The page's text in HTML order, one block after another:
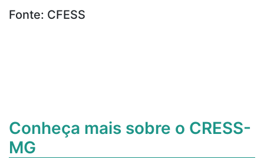
Fonte: CFESS
Conheça mais sobre o CRESS-
MG